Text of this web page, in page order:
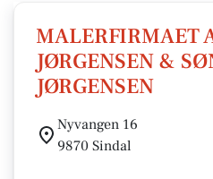
MALERFIRMAET
JØRGENSEN &
JØRGENSEN
Nyvangen 16
9870 Sindal